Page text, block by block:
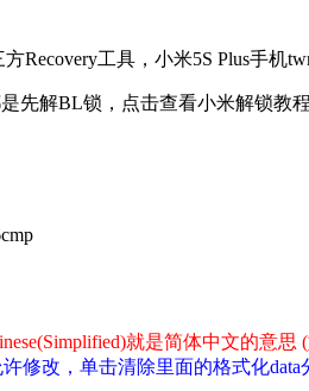
Recovery工具，小米5S Plus手机
先解BL锁，点击查看小米解锁教程
就是简体中文的意
改，单击清除里面的格式化data